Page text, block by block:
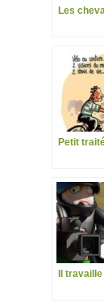
Les
Petit
Il travaille